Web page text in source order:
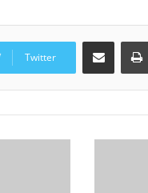
Twitter
Compartir via Email